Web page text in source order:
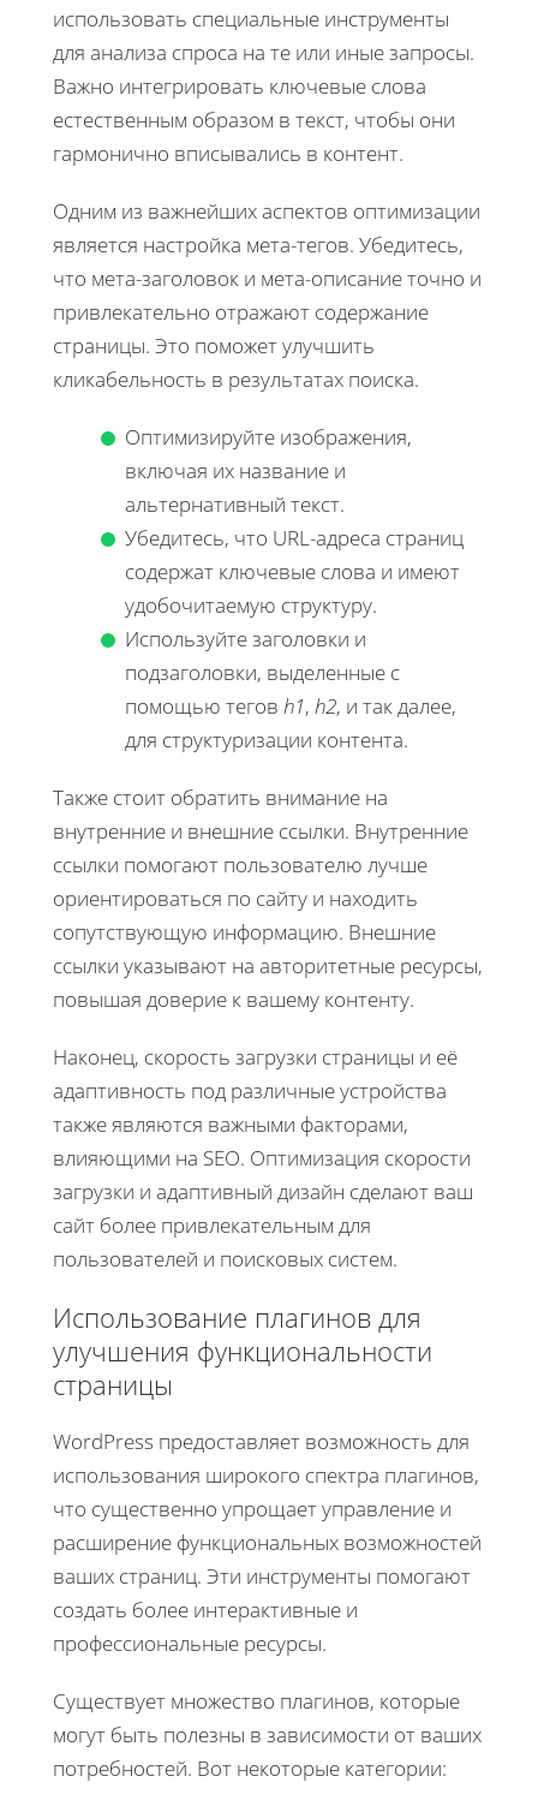
использовать специальные инструменты
для анализа спроса на те или иные запросы.
Важно интегрировать ключевые слова
естественным образом в текст, чтобы они
гармонично вписывались в контент.
Одним из важнейших аспектов оптимизации
является настройка мета-тегов. Убедитесь,
что мета-заголовок и мета-описание точно и
привлекательно отражают содержание
страницы. Это поможет улучшить
кликабельность в результатах поиска.
Оптимизируйте изображения,
включая их название и
альтернативный текст.
Убедитесь, что URL-адреса страниц
содержат ключевые слова и имеют
удобочитаемую структуру.
Используйте заголовки и
подзаголовки, выделенные с
помощью тегов h1, h2, и так далее,
для структуризации контента.
Также стоит обратить внимание на
внутренние и внешние ссылки. Внутренние
ссылки помогают пользователю лучше
ориентироваться по сайту и находить
сопутствующую информацию. Внешние
ссылки указывают на авторитетные ресурсы,
повышая доверие к вашему контенту.
Наконец, скорость загрузки страницы и её
адаптивность под различные устройства
также являются важными факторами,
влияющими на SEO. Оптимизация скорости
загрузки и адаптивный дизайн сделают ваш
сайт более привлекательным для
пользователей и поисковых систем.
Использование плагинов для
улучшения функциональности
страницы
WordPress предоставляет возможность для
использования широкого спектра плагинов,
что существенно упрощает управление и
расширение функциональных возможностей
ваших страниц. Эти инструменты помогают
создать более интерактивные и
профессиональные ресурсы.
Существует множество плагинов, которые
могут быть полезны в зависимости от ваших
потребностей. Вот некоторые категории: